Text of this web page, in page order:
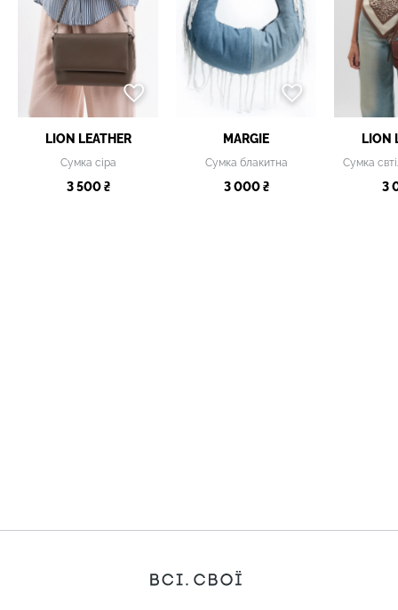
LION LEATHER
Сумка сіра
3 500 ₴
MARGIE
Сумка блакитна
3 000 ₴
LION
3